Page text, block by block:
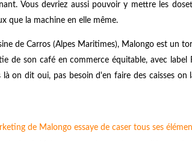
Vous devriez aussi pouvoir y mettre les
que la machine en elle même.
de Carros (Alpes Maritimes), Malongo est un
de son café en commerce équitable, avec label
là on dit oui, pas besoin d'en faire des caisses